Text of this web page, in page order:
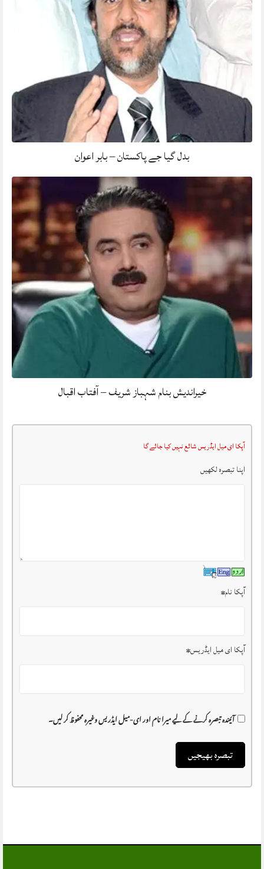
بدل گیا جے پاکستان – بابر اعوان
خیراندیش بنام شہباز شریف – آفتاب اقبال
آپکا ای میل ایڈریس شائع نہیں کیا جائے گا
اپنا تبصرہ لکھیں
آپکا نام*
آپکا ای میل ایڈریس*
آئیندہ تبصرہ کرنے کے لیے میرا نام اور ای-میل ایڈریس وغیرہ محفوظ کر لیں۔